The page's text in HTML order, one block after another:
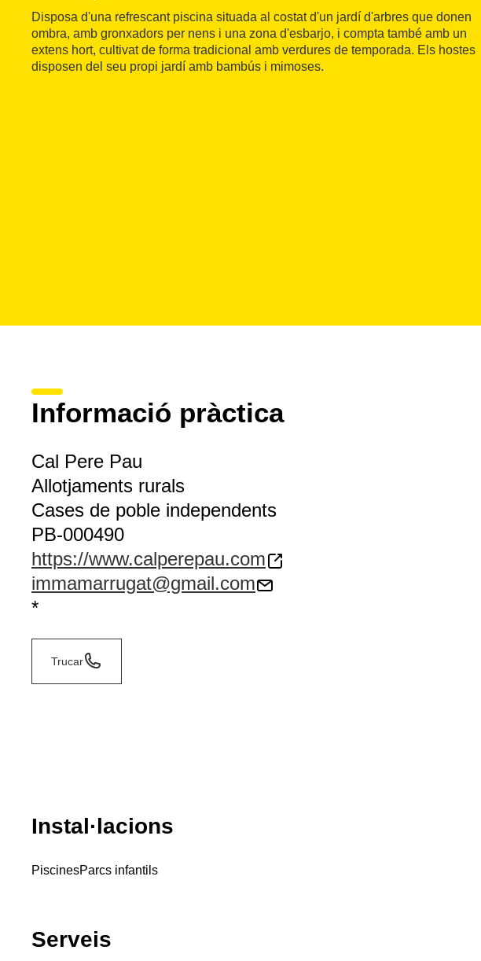
Disposa d'una refrescant piscina situada al costat d'un jardí d'arbres que donen
ombra, amb gronxadors per nens i una zona d'esbarjo, i compta també amb un
extens hort, cultivat de forma tradicional amb verdures de temporada. Els hostes
disposen del seu propi jardí amb bambús i mimoses.
Informació pràctica
Cal Pere Pau
Allotjaments rurals
Cases de poble independents
PB-000490
https://www.calperepau.com
immamarrugat@gmail.com
*
Trucar
Instal·lacions
PiscinesParcs infantils
Serveis